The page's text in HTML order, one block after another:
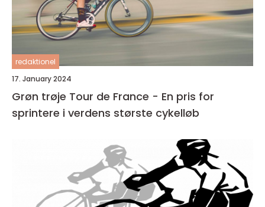
redaktionel
17. January 2024
Grøn trøje Tour de France - En pris for
sprintere i verdens største cykelløb